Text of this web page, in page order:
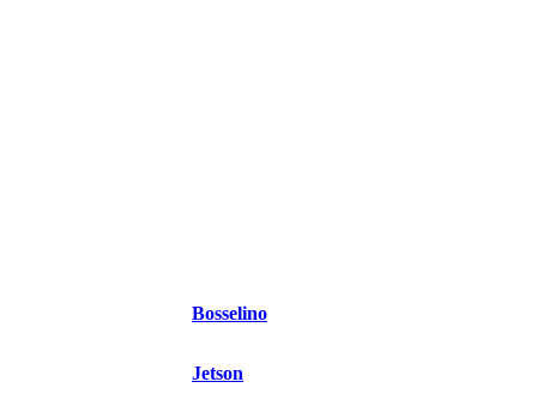
Bosselino
Jetson